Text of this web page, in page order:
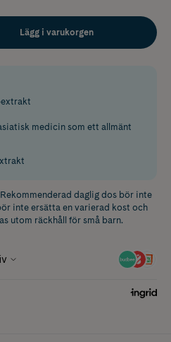
Lägg i varukorgen
medicin som ett allmänt
daglig dos bör inte
inte ersätta en varierad kost och
utom räckhåll för små barn.